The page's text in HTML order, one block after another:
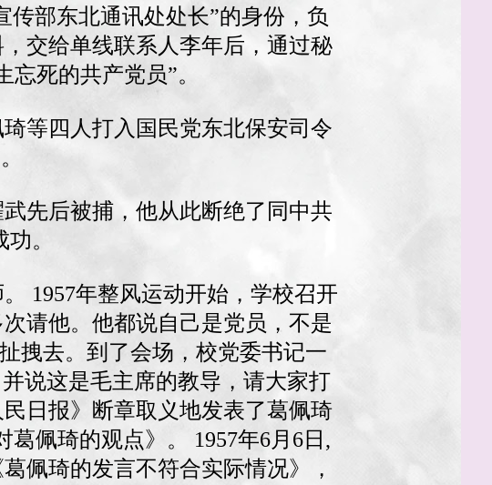
传部东北通讯处处长”的身份，负
交给单线联系人李年后，通过秘
死的共产党员”。
等四人打入国民党东北保安司令
先后被捕，他从此断绝了同中共
。
1957年整风运动开始，学校召开
请他。他都说自己是党员，不是
拽去。到了会场，校党委书记一
说这是毛主席的教导，请大家打
日报》断章取义地发表了葛佩琦
佩琦的观点》。 1957年6月6日,
佩琦的发言不符合实际情况》，